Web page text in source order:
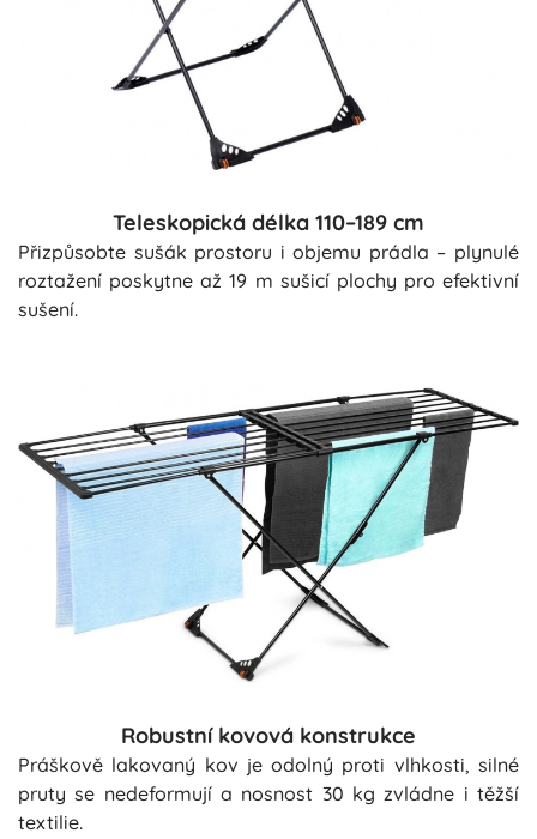
Teleskopická délka 110–189 cm
Přizpůsobte sušák prostoru i objemu prádla – plynulé
roztažení poskytne až 19 m sušicí plochy pro efektivní
sušení.
Robustní kovová konstrukce
Práškově lakovaný kov je odolný proti vlhkosti, silné
pruty se nedeformují a nosnost 30 kg zvládne i těžší
textilie.